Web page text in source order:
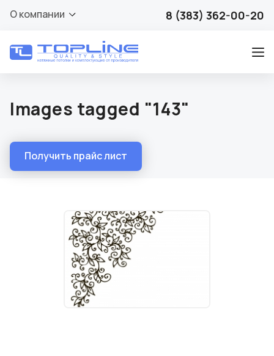
О компании 8 (383) 362-00-20
Images tagged "143"
Получить прайс лист